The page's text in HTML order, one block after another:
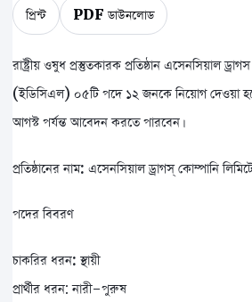
প্রিন্ট PDF ডাউনলোড
রাষ্ট্রীয় ওষুধ প্রস্তুতকারক প্রতিষ্ঠান এসেনসিয়াল ড্রাগস কোম্পানি লিমিটেডে
(ইডিসিএল) ০৫টি পদে ১২ জনকে নিয়োগ দেওয়া
আগস্ট পর্যন্ত আবেদন করতে পারবেন।
প্রতিষ্ঠানের নাম: এসেনসিয়াল ড্রাগস্ কোম্পানি
পদের বিবরণ
চাকরির ধরন: স্থায়ী
প্রার্থীর ধরন: নারী-পুরুষ